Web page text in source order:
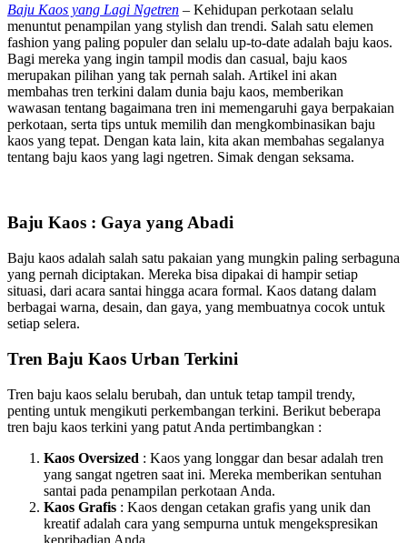
Baju Kaos yang Lagi Ngetren – Kehidupan perkotaan selalu
menuntut penampilan yang stylish dan trendi. Salah satu elemen
fashion yang paling populer dan selalu up-to-date adalah baju kaos.
Bagi mereka yang ingin tampil modis dan casual, baju kaos
merupakan pilihan yang tak pernah salah. Artikel ini akan
membahas tren terkini dalam dunia baju kaos, memberikan
wawasan tentang bagaimana tren ini memengaruhi gaya berpakaian
perkotaan, serta tips untuk memilih dan mengkombinasikan baju
kaos yang tepat. Dengan kata lain, kita akan membahas segalanya
tentang baju kaos yang lagi ngetren. Simak dengan seksama.
Baju Kaos : Gaya yang Abadi
Baju kaos adalah salah satu pakaian yang mungkin paling serbaguna
yang pernah diciptakan. Mereka bisa dipakai di hampir setiap
situasi, dari acara santai hingga acara formal. Kaos datang dalam
berbagai warna, desain, dan gaya, yang membuatnya cocok untuk
setiap selera.
Tren Baju Kaos Urban Terkini
Tren baju kaos selalu berubah, dan untuk tetap tampil trendy,
penting untuk mengikuti perkembangan terkini. Berikut beberapa
tren baju kaos terkini yang patut Anda pertimbangkan :
Kaos Oversized : Kaos yang longgar dan besar adalah tren
yang sangat ngetren saat ini. Mereka memberikan sentuhan
santai pada penampilan perkotaan Anda.
Kaos Grafis : Kaos dengan cetakan grafis yang unik dan
kreatif adalah cara yang sempurna untuk mengekspresikan
kepribadian Anda.